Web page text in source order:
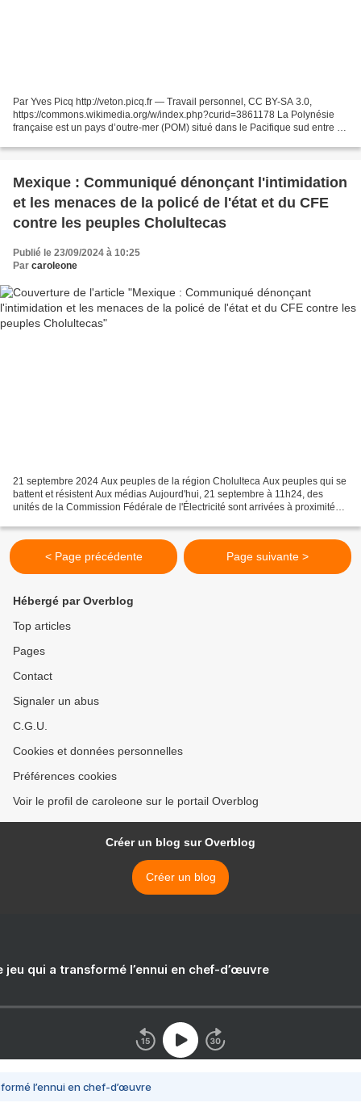
Par Yves Picq http://veton.picq.fr — Travail personnel, CC BY-SA 3.0,
https://commons.wikimedia.org/w/index.php?curid=3861178 La Polynésie
française est un pays d’outre-mer (POM) situé dans le Pacifique sud entre la
Mexique : Communiqué dénonçant l'intimidation
et les menaces de la policé de l'état et du CFE
contre les peuples Cholultecas
Publié le 23/09/2024 à 10:25
Par caroleone
21 septembre 2024 Aux peuples de la région Cholulteca Aux peuples qui se
battent et résistent Aux médias Aujourd'hui, 21 septembre à 11h24, des
unités de la Commission Fédérale de l'Électricité sont arrivées à proximité
< Page précédente Page suivante >
Hébergé par Overblog
Top articles
Pages
Contact
Signaler un abus
C.G.U.
Cookies et données personnelles
Préférences cookies
Voir le profil de caroleone sur le portail Overblog
Créer un blog sur Overblog
Créer un blog
jeu qui a transformé l’ennui en chef-d’œuvre
l’ennui en chef-d’œuvre